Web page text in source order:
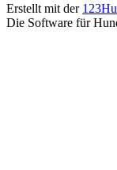
Erstellt mit der
Die Software für